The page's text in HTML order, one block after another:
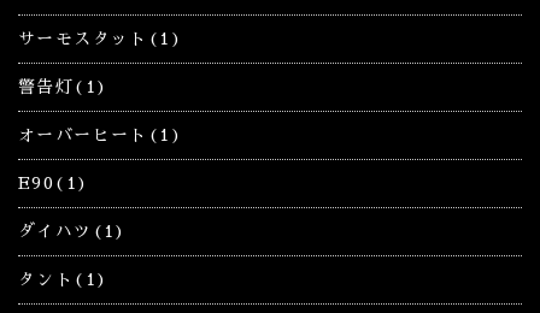
サーモスタット(1)
警告灯(1)
オーバーヒート(1)
E90(1)
ダイハツ(1)
タント(1)